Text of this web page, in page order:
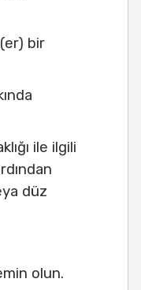
bir
ile ilgili
düz
olun.